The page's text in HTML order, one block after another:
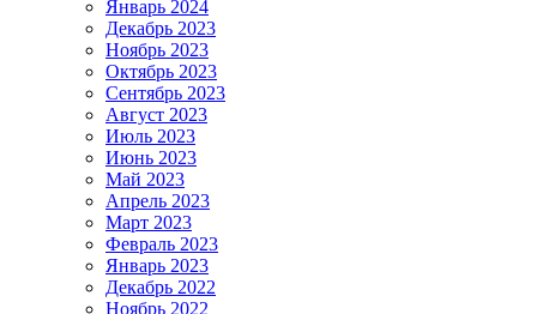
Январь 2024
Декабрь 2023
Ноябрь 2023
Октябрь 2023
Сентябрь 2023
Август 2023
Июль 2023
Июнь 2023
Май 2023
Апрель 2023
Март 2023
Февраль 2023
Январь 2023
Декабрь 2022
Ноябрь 2022